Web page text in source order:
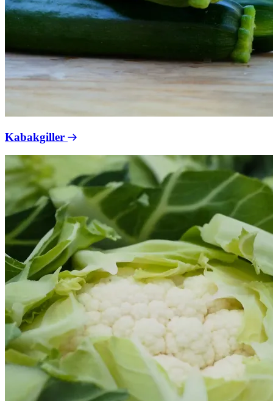
Kabakgiller